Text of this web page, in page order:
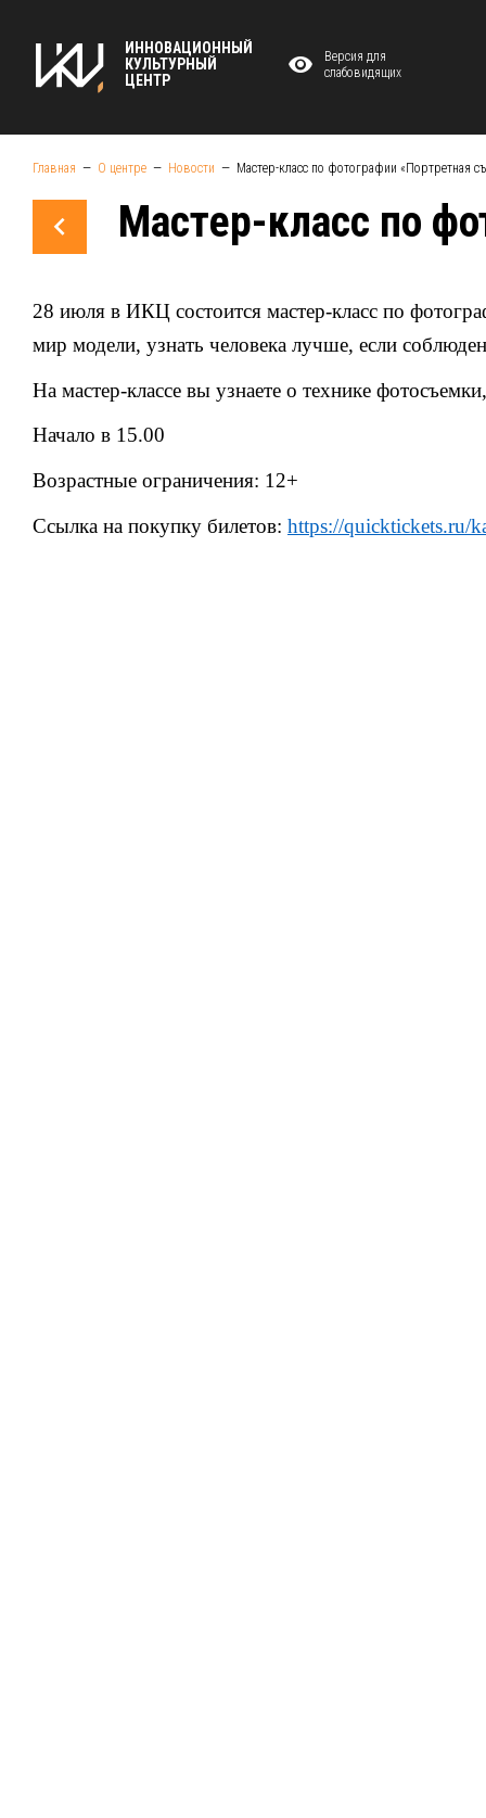
ИННОВАЦИОННЫЙ
КУЛЬТУРНЫЙ
ЦЕНТР
Версия для
слабовидящих
Главная О центре Новости Мастер-класс по фотографии «Портретная
Мастер-класс по
28 июля в ИКЦ состоится мастер-класс по
мир модели, узнать человека лучше, если
На мастер-классе вы узнаете о технике
Начало в 15.00
Возрастные ограничения: 12+
Ссылка на покупку билетов: https://quicktickets.ru/